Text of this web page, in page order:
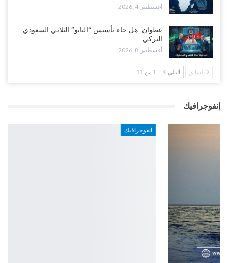
أغسطس 4, 2026
عطوان: هل جاء تأسيس “الناتو” الثلاثي السعودي
التركي…
أغسطس 8, 2026
السابق التالي 1 من 11
إنفوجرافيك